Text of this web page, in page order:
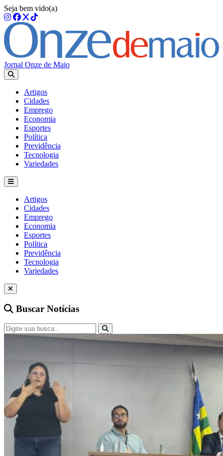
Seja bem vido(a)
Jornal Onze de Maio
Artigos
Cidades
Emprego
Economia
Esportes
Política
Previdência
Tecnologia
Variedades
Artigos
Cidades
Emprego
Economia
Esportes
Política
Previdência
Tecnologia
Variedades
Buscar Notícias